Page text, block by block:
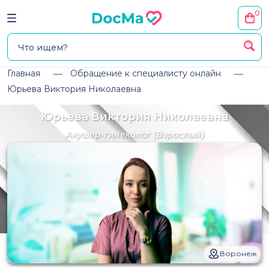
0
Главная
Обращение к специалисту онлайн
Юрьева Виктория Николаевна
Юрьева Виктория Николаевна
Акушер-гинеколог(Взрослый)
Воронеж